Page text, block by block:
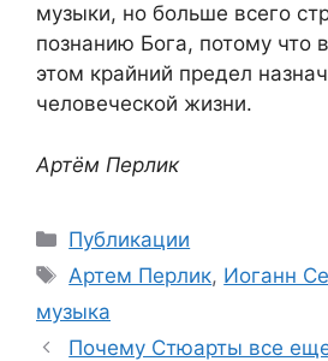
музыки, но больше всего
познанию Бога, потому что
этом крайний предел
человеческой жизни.
Артём Перлик
Рубрики
Публикации
Метки
Артем Перлик, Иоганн
музыка
Почему Стюарты все